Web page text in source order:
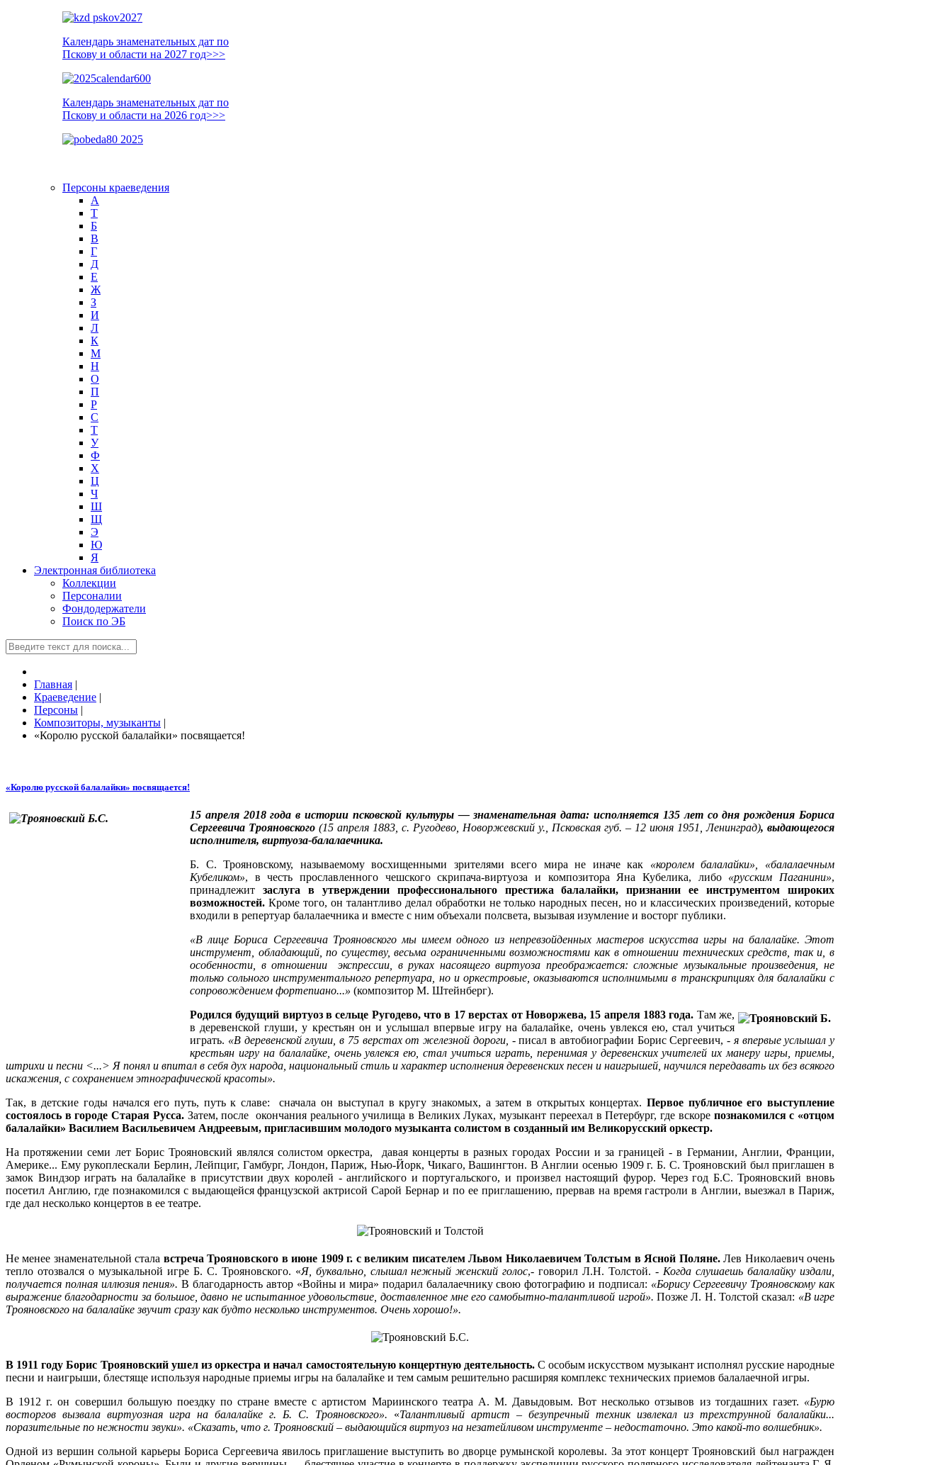
Календарь знаменательных дат по
Пскову и области на 2027 год>>>
Календарь знаменательных дат по
Пскову и области на 2026 год>>>
Персоны краеведения
А
T
Б
В
Г
Д
Е
Ж
З
И
Л
К
М
Н
О
П
Р
С
Т
У
Ф
Х
Ц
Ч
Ш
Щ
Э
Ю
Я
Электронная библиотека
Коллекции
Персоналии
Фондодержатели
Поиск по ЭБ
Главная |
Краеведение |
Персоны |
Композиторы, музыканты |
«Королю русской балалайки» посвящается!
«Королю русской балалайки» посвящается!
15 апреля 2018 года в истории псковской культуры — знаменательная дата: исполняется 135 лет со дня рождения Бориса
Сергеевича Трояновского (15 апреля 1883, с. Ругодево, Новоржевский у., Псковская губ. – 12 июня 1951, Ленинград), выдающегося
исполнителя, виртуоза-балалаечника.
Б. С. Трояновскому, называемому восхищенными зрителями всего мира не иначе как «королем балалайки», «балалаечным
Кубеликом», в честь прославленного чешского скрипача-виртуоза и композитора Яна Кубелика, либо «русским Паганини»,
принадлежит заслуга в утверждении профессионального престижа балалайки, признании ее инструментом широких
возможностей. Кроме того, он талантливо делал обработки не только народных песен, но и классических произведений, которые
входили в репертуар балалаечника и вместе с ним объехали полсвета, вызывая изумление и восторг публики.
«В лице Бориса Сергеевича Трояновского мы имеем одного из непревзойденных мастеров искусства игры на балалайке. Этот
инструмент, обладающий, по существу, весьма ограниченными возможностями как в отношении технических средств, так и, в
особенности, в отношении экспрессии, в руках насоящего виртуоза преображается: сложные музыкальные произведения, не
только сольного инструментального репертуара, но и оркестровые, оказываются исполнимыми в транскрипциях для балалайки с
сопровождением фортепиано...» (композитор М. Штейнберг).
Родился будущий виртуоз в сельце Ругодево, что в 17 верстах от Новоржева, 15 апреля 1883 года. Там же,
в деревенской глуши, у крестьян он и услышал впервые игру на балалайке, очень увлекся ею, стал учиться
играть. «В деревенской глуши, в 75 верстах от железной дороги, - писал в автобиографии Борис Сергеевич, - я впервые услышал у
крестьян игру на балалайке, очень увлекся ею, стал учиться играть, перенимая у деревенских учителей их манеру игры, приемы,
штрихи и песни <...> Я понял и впитал в себя дух народа, национальный стиль и характер исполнения деревенских песен и наигрышей, научился передавать их без всякого
искажения, с сохранением этнографической красоты».
Так, в детские годы начался его путь, путь к славе: сначала он выступал в кругу знакомых, а затем в открытых концертах. Первое публичное его выступление
состоялось в городе Старая Русса. Затем, после окончания реального училища в Великих Луках, музыкант переехал в Петербург, где вскоре познакомился с «отцом
балалайки» Василием Васильевичем Андреевым, пригласившим молодого музыканта солистом в созданный им Великорусский оркестр.
На протяжении семи лет Борис Трояновский являлся солистом оркестра, давая концерты в разных городах России и за границей - в Германии, Англии, Франции,
Америке... Ему рукоплескали Берлин, Лейпциг, Гамбург, Лондон, Париж, Нью-Йорк, Чикаго, Вашингтон. В Англии осенью 1909 г. Б. С. Трояновский был приглашен в
замок Виндзор играть на балалайке в присутствии двух королей - английского и португальского, и произвел настоящий фурор. Через год Б.С. Трояновский вновь
посетил Англию, где познакомился с выдающейся французской актрисой Сарой Бернар и по ее приглашению, прервав на время гастроли в Англии, выезжал в Париж,
где дал несколько концертов в ее театре.
Не менее знаменательной стала встреча Трояновского в июне 1909 г. с великим писателем Львом Николаевичем Толстым в Ясной Поляне.Лев Николаевич очень
тепло отозвался о музыкальной игре Б. С. Трояновского. «Я, буквально, слышал нежный женский голос,- говорил Л.Н. Толстой. - Когда слушаешь балалайку издали,
получается полная иллюзия пения».В благодарность автор «Войны и мира» подарил балалаечнику свою фотографию и подписал: «Борису Сергеевичу Трояновскому как
выражение благодарности за большое, давно не испытанное удовольствие, доставленное мне его самобытно-талантливой игрой».Позже Л. Н. Толстой сказал: «В игре
Трояновского на балалайке звучит сразу как будто несколько инструментов. Очень хорошо!».
В 1911 году Борис Трояновский ушел из оркестра и начал самостоятельную концертную деятельность.С особым искусством музыкант исполнял русские народные
песни и наигрыши, блестяще используя народные приемы игры на балалайке и тем самым решительно расширяя комплекс технических приемов балалаечной игры.
В 1912 г. он совершил большую поездку по стране вместе с артистом Мариинского театра А. М. Давыдовым. Вот несколько отзывов из тогдашних газет. «Бурю
восторгов вызвала виртуозная игра на балалайке г. Б. С. Трояновского». «Талантливый артист – безупречный техник извлекал из трехструнной балалайки...
поразительные по нежности звуки». «Сказать, что г. Трояновский – выдающийся виртуоз на незатейливом инструменте – недостаточно. Это какой-то волшебник».
Одной из вершин сольной карьеры Бориса Сергеевича явилось приглашение выступить во дворце румынской королевы. За этот концерт Трояновский был награжден